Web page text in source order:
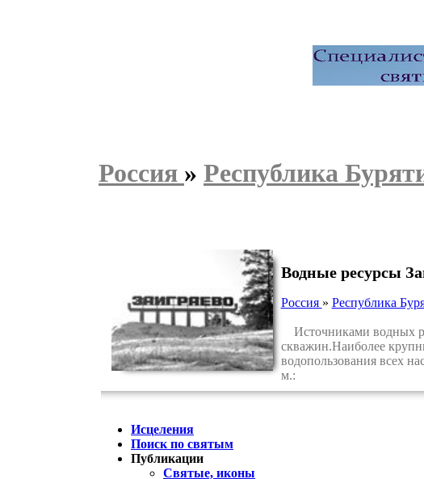
Россия » Республика
Водные ресурсы
Россия » Республика
Источниками водных
скважин.Наиболее
водопользования всех
м.:
Исцеления
Поиск по святым
Публикации
Святые, иконы